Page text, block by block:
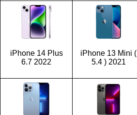
iPhone 14 Plus
6.7 2022
iPhone 13 Mini (
5.4 ) 2021